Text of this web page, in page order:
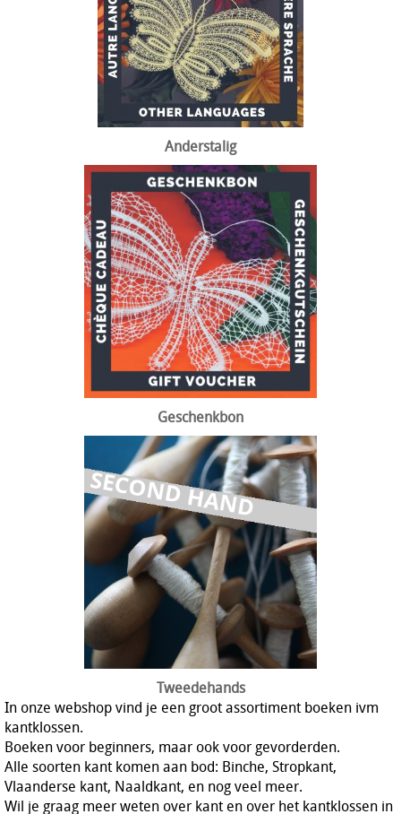
Anderstalig
Geschenkbon
Tweedehands
In onze webshop vind je een groot assortiment boeken ivm
kantklossen.
Boeken voor beginners, maar ook voor gevorderden.
Alle soorten kant komen aan bod: Binche, Stropkant,
Vlaanderse kant, Naaldkant, en nog veel meer.
Wil je graag meer weten over kant en over het kantklossen in